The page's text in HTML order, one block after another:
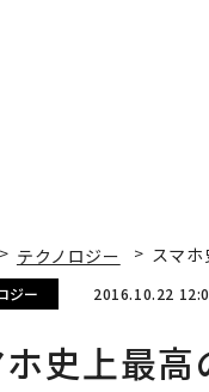
テクノロジー スマ
ジー 2016.10.22
ホ史上最